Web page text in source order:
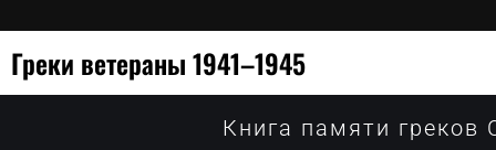
Греки ветераны 1941–1945
Книга памяти греков